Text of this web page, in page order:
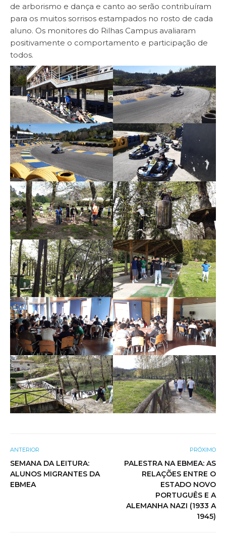
de arborismo e dança e canto ao serão contribuíram
para os muitos sorrisos estampados no rosto de cada
aluno. Os monitores do Rilhas Campus avaliaram
positivamente o comportamento e participação de
todos.
ANTERIOR
SEMANA DA LEITURA:
ALUNOS MIGRANTES DA
EBMEA
PRÓXIMO
PALESTRA NA EBMEA: AS
RELAÇÕES ENTRE O
ESTADO NOVO
PORTUGUÊS E A
ALEMANHA NAZI (1933 A
1945)